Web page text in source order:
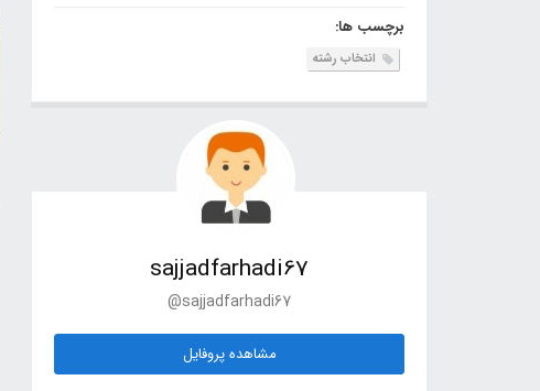
برچسب ها:
انتخاب رشته
sajjadfarhadi67
@sajjadfarhadi67
مشاهده پروفایل